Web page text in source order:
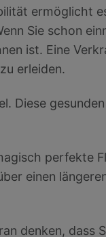
ermöglicht
Sie schon
ist. Eine
erleiden.
Diese
perfekte
einen
denken, dass